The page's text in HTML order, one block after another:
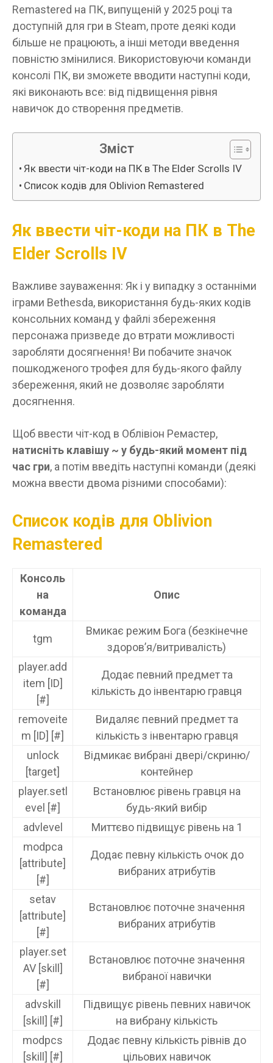
Remastered на ПК, випущеній у 2025 році та
доступній для гри в Steam, проте деякі коди
більше не працюють, а інші методи введення
повністю змінилися. Використовуючи команди
консолі ПК, ви зможете вводити наступні коди,
які виконають все: від підвищення рівня
навичок до створення предметів.
Зміст
Як ввести чіт-коди на ПК в The Elder Scrolls IV
Список кодів для Oblivion Remastered
Як ввести чіт-коди на ПК в The
Elder Scrolls IV
Важливе зауваження: Як і у випадку з останніми
іграми Bethesda, використання будь-яких кодів
консольних команд у файлі збереження
персонажа призведе до втрати можливості
заробляти досягнення! Ви побачите значок
пошкодженого трофея для будь-якого файлу
збереження, який не дозволяє заробляти
досягнення.
Щоб ввести чіт-код в Облівіон Ремастер,
натисніть клавішу ~ у будь-який момент під
час гри, а потім введіть наступні команди (деякі
можна ввести двома різними способами):
Список кодів для Oblivion
Remastered
Консоль
на
команда
Опис
tgm
Вмикає режим Бога (безкінечне
здоров’я/витривалість)
player.add
item [ID]
[#]
Додає певний предмет та
кількість до інвентарю гравця
removeite
m [ID] [#]
Видаляє певний предмет та
кількість з інвентарю гравця
unlock
[target]
Відмикає вибрані двері/скриню/
контейнер
player.setl
evel [#]
Встановлює рівень гравця на
будь-який вибір
advlevel
Миттєво підвищує рівень на 1
modpca
[attribute]
[#]
Додає певну кількість очок до
вибраних атрибутів
setav
[attribute]
[#]
Встановлює поточне значення
вибраних атрибутів
player.set
AV [skill]
[#]
Встановлює поточне значення
вибраної навички
advskill
[skill] [#]
Підвищує рівень певних навичок
на вибрану кількість
modpcs
[skill] [#]
Додає певну кількість рівнів до
цільових навичок